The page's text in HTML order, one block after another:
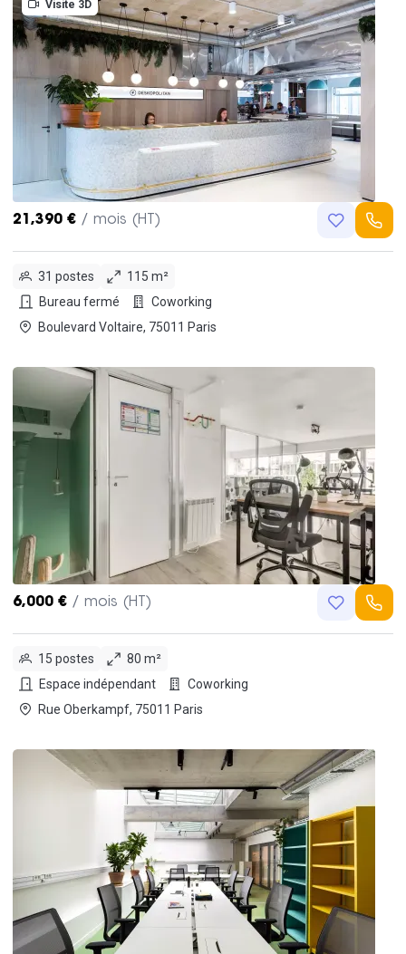
Visite 3D
21,390 € / mois (HT)
31 postes
115 m²
Bureau fermé
Coworking
Boulevard Voltaire, 75011 Paris
6,000 € / mois (HT)
15 postes
80 m²
Espace indépendant
Coworking
Rue Oberkampf, 75011 Paris